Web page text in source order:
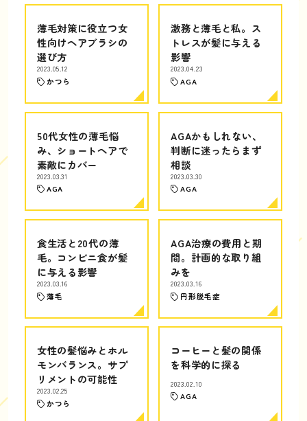
薄毛対策に役立つ女
性向けヘアブラシの
選び方
2023.05.12
かつら
激務と薄毛と私。ス
トレスが髪に与える
影響
2023.04.23
AGA
50代女性の薄毛悩
み、ショートヘアで
素敵にカバー
2023.03.31
AGA
AGAかもしれない、
判断に迷ったらまず
相談
2023.03.30
AGA
食生活と20代の薄
毛。コンビニ食が髪
に与える影響
2023.03.16
薄毛
AGA治療の費用と期
間。計画的な取り組
みを
2023.03.16
円形脱毛症
女性の髪悩みとホル
モンバランス。サプ
リメントの可能性
2023.02.25
かつら
コーヒーと髪の関係
を科学的に探る
2023.02.10
AGA